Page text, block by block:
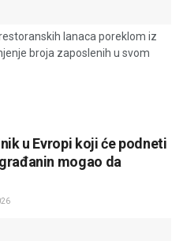
lanaca poreklom iz
broja zaposlenih u svom
u Evropi koji će podneti
mogao da